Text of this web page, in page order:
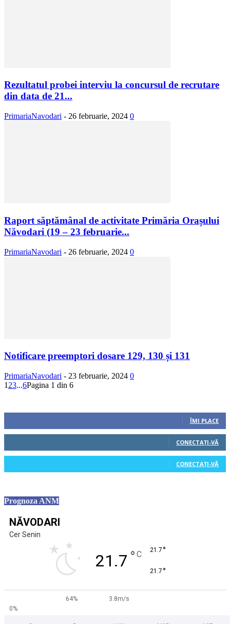
Rezultatul probei interviu la concursul de recrutare
din data de 21...
PrimariaNavodari - 26 februarie, 2024 0
Raport săptămânal de activitate Primăria Orașului
Năvodari (19 – 23 februarie...
PrimariaNavodari - 26 februarie, 2024 0
Notificare preemptori dosare 129, 130 și 131
PrimariaNavodari - 23 februarie, 2024 0
1 23...6Pagina 1 din 6
ÎMI PLACE
CONECTAȚI-VĂ
CONECTAȚI-VĂ
Prognoza ANM
NĂVODARI
Cer Senin
21.7 ° C 21.7 °
21.7 °
64%
3.8m/s
0%